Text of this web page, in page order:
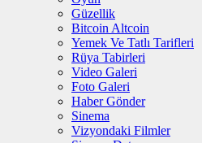
Güzellik
Bitcoin Altcoin
Yemek Ve Tatlı Tarifleri
Rüya Tabirleri
Video Galeri
Foto Galeri
Haber Gönder
Sinema
Vizyondaki Filmler